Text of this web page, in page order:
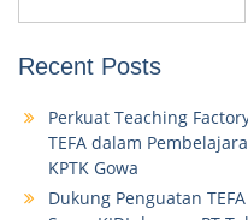
Recent Posts
Perkuat Teaching
TEFA dalam
KPTK Gowa
Dukung Penguatan